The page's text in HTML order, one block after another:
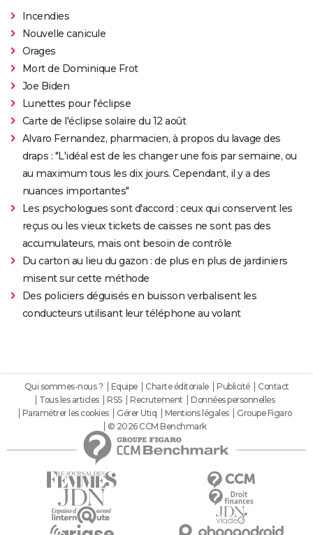
Incendies
Nouvelle canicule
Orages
Mort de Dominique Frot
Joe Biden
Lunettes pour l'éclipse
Carte de l'éclipse solaire du 12 août
Alvaro Fernandez, pharmacien, à propos du lavage des
draps : "L'idéal est de les changer une fois par semaine, ou
au maximum tous les dix jours. Cependant, il y a des
nuances importantes"
Les psychologues sont d'accord : ceux qui conservent les
reçus ou les vieux tickets de caisses ne sont pas des
accumulateurs, mais ont besoin de contrôle
Du carton au lieu du gazon : de plus en plus de jardiniers
misent sur cette méthode
Des policiers déguisés en buisson verbalisent les
conducteurs utilisant leur téléphone au volant
Qui sommes-nous ? Equipe Charte éditoriale Publicité
Contact
Tous les articles
RSS Recrutement
Données personnelles
Paramétrer les cookies
Gérer Utiq Mentions légales
Groupe Figaro
© 2026 CCM Benchmark